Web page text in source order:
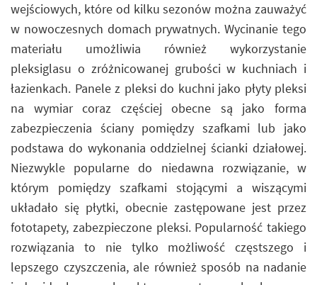
wejściowych, które od kilku sezonów można zauważyć
w nowoczesnych domach prywatnych. Wycinanie tego
materiału umożliwia również wykorzystanie
pleksiglasu o zróżnicowanej grubości w kuchniach i
łazienkach. Panele z pleksi do kuchni jako płyty pleksi
na wymiar coraz częściej obecne są jako forma
zabezpieczenia ściany pomiędzy szafkami lub jako
podstawa do wykonania oddzielnej ścianki działowej.
Niezwykle popularne do niedawna rozwiązanie, w
którym pomiędzy szafkami stojącymi a wiszącymi
układało się płytki, obecnie zastępowane jest przez
fototapety, zabezpieczone pleksi. Popularność takiego
rozwiązania to nie tylko możliwość częstszego i
lepszego czyszczenia, ale również sposób na nadanie